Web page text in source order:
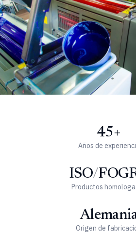
45+
Años de
ISO/
Productos
Origen de